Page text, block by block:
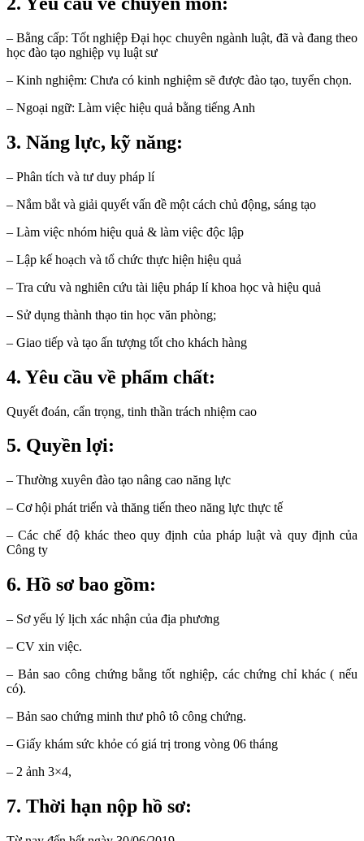
– Bằng cấp: Tốt nghiệp Đại học chuyên ngành luật, đã và đang theo
học đào tạo nghiệp vụ luật sư
– Kinh nghiệm: Chưa có kinh nghiệm sẽ được đào tạo, tuyển chọn.
– Ngoại ngữ: Làm việc hiệu quả bằng tiếng Anh
3. Năng lực, kỹ năng:
– Phân tích và tư duy pháp lí
– Nắm bắt và giải quyết vấn đề một cách chủ động, sáng tạo
– Làm việc nhóm hiệu quả & làm việc độc lập
– Lập kế hoạch và tổ chức thực hiện hiệu quả
– Tra cứu và nghiên cứu tài liệu pháp lí khoa học và hiệu quả
– Sử dụng thành thạo tin học văn phòng;
– Giao tiếp và tạo ấn tượng tốt cho khách hàng
4. Yêu cầu về phẩm chất:
Quyết đoán, cẩn trọng, tinh thần trách nhiệm cao
5. Quyền lợi:
– Thường xuyên đào tạo nâng cao năng lực
– Cơ hội phát triển và thăng tiến theo năng lực thực tế
– Các chế độ khác theo quy định của pháp luật và quy định của
Công ty
6. Hồ sơ bao gồm:
– Sơ yếu lý lịch xác nhận của địa phương
– CV xin việc.
– Bản sao công chứng bằng tốt nghiệp, các chứng chỉ khác ( nếu
có).
– Bản sao chứng minh thư phô tô công chứng.
– Giấy khám sức khỏe có giá trị trong vòng 06 tháng
– 2 ảnh 3×4,
7. Thời hạn nộp hồ sơ: